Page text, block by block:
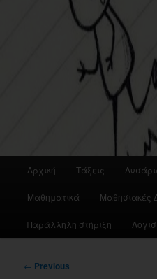
Αρχική Τάξεις
Μαθηματικά Μαθησιακές
Παράλληλη στήριξη
Post
← Previous